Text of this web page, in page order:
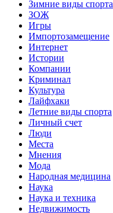
Зимние виды спорта
ЗОЖ
Игры
Импортозамещение
Интернет
Истории
Компании
Криминал
Культура
Лайфхаки
Летние виды спорта
Личный счет
Люди
Места
Мнения
Мода
Народная медицина
Наука
Наука и техника
Недвижимость